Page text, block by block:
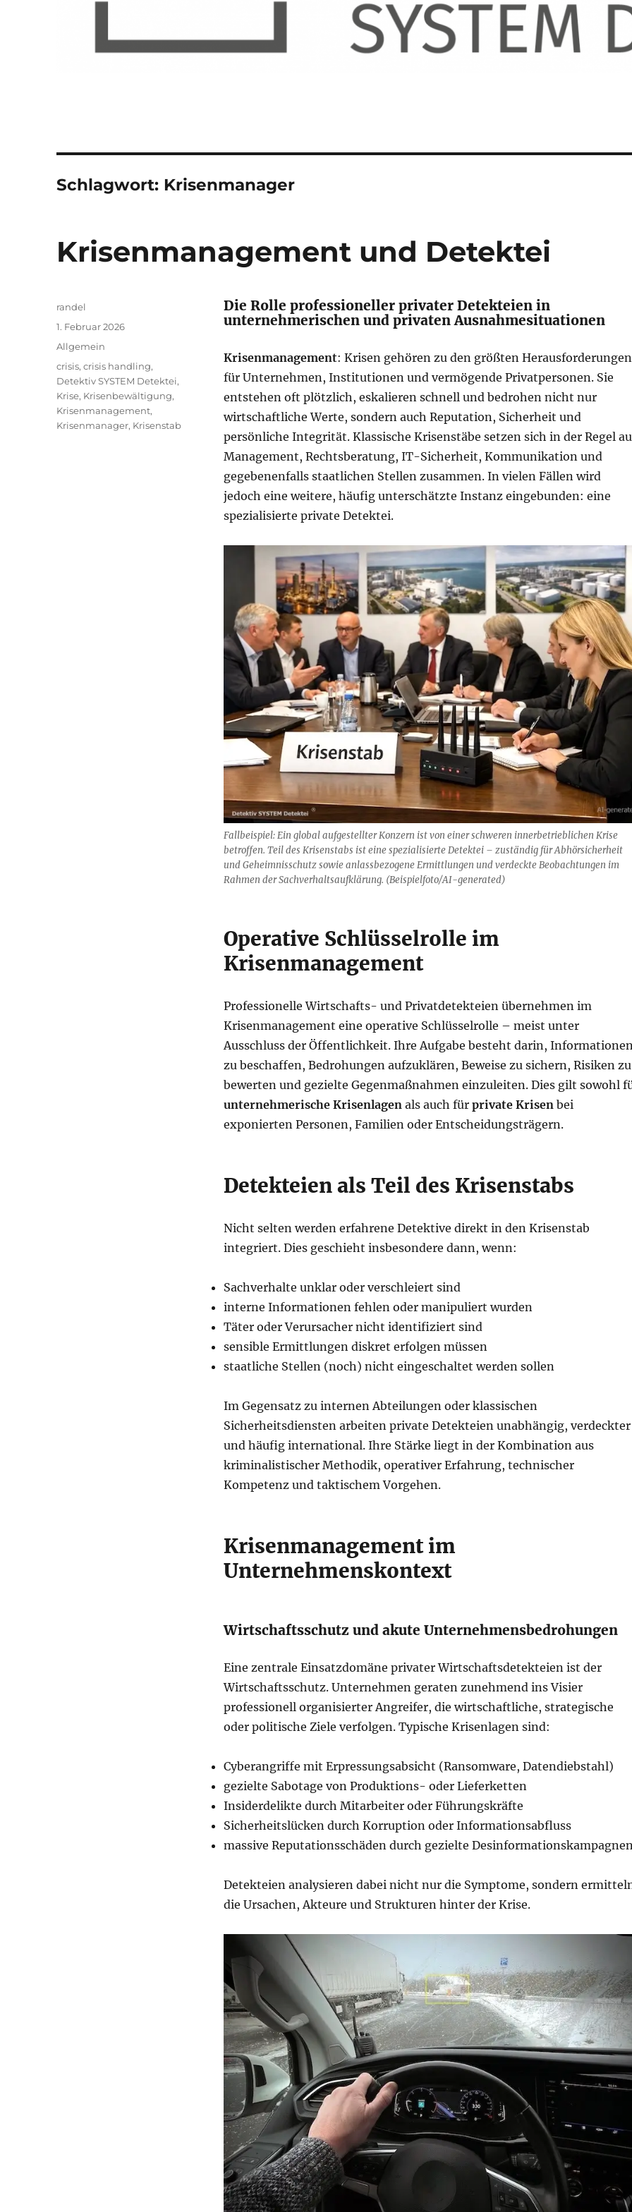
Schlagwort: Krisenmanager
Krisenmanagement und Detektei
Die Rolle professioneller privater Detekteien in
unternehmerischen und privaten Ausnahmesituationen
Krisenmanagement: Krisen gehören zu den größten Herausforderungen
für Unternehmen, Institutionen und vermögende Privatpersonen. Sie
entstehen oft plötzlich, eskalieren schnell und bedrohen nicht nur
wirtschaftliche Werte, sondern auch Reputation, Sicherheit und
persönliche Integrität. Klassische Krisenstäbe setzen sich in der Regel
Management, Rechtsberatung, IT-Sicherheit, Kommunikation und
gegebenenfalls staatlichen Stellen zusammen. In vielen Fällen wird
jedoch eine weitere, häufig unterschätzte Instanz eingebunden: eine
spezialisierte private Detektei.
Fallbeispiel: Ein global aufgestellter Konzern ist von einer schweren innerbetrieblichen Krise
betroffen. Teil des Krisenstabs ist eine spezialisierte Detektei – zuständig für Abhörsicherheit
und Geheimnisschutz sowie anlassbezogene Ermittlungen und verdeckte Beobachtungen im
Rahmen der Sachverhaltsaufklärung. (Beispielfoto/AI-generated)
Operative Schlüsselrolle im
Krisenmanagement
Professionelle Wirtschafts- und Privatdetekteien übernehmen im
Krisenmanagement eine operative Schlüsselrolle – meist unter
Ausschluss der Öffentlichkeit. Ihre Aufgabe besteht darin,
zu beschaffen, Bedrohungen aufzuklären, Beweise zu sichern, Risiken zu
bewerten und gezielte Gegenmaßnahmen einzuleiten. Dies gilt sowohl
unternehmerische Krisenlagenals auch für private Krisenbei
exponierten Personen, Familien oder Entscheidungsträgern.
Detekteien als Teil des Krisenstabs
Nicht selten werden erfahrene Detektive direkt in den Krisenstab
integriert. Dies geschieht insbesondere dann, wenn:
Sachverhalte unklar oder verschleiert sind
interne Informationen fehlen oder manipuliert wurden
Täter oder Verursacher nicht identifiziert sind
sensible Ermittlungen diskret erfolgen müssen
staatliche Stellen (noch) nicht eingeschaltet werden sollen
Im Gegensatz zu internen Abteilungen oder klassischen
Sicherheitsdiensten arbeiten private Detekteien unabhängig, verdeckter
und häufig international. Ihre Stärke liegt in der Kombination aus
kriminalistischer Methodik, operativer Erfahrung, technischer
Kompetenz und taktischem Vorgehen.
Krisenmanagement im
Unternehmenskontext
Wirtschaftsschutz und akute Unternehmensbedrohungen
Eine zentrale Einsatzdomäne privater Wirtschaftsdetekteien ist der
Wirtschaftsschutz. Unternehmen geraten zunehmend ins Visier
professionell organisierter Angreifer, die wirtschaftliche, strategische
oder politische Ziele verfolgen. Typische Krisenlagen sind:
Cyberangriffe mit Erpressungsabsicht (Ransomware, Datendiebstahl)
gezielte Sabotage von Produktions- oder Lieferketten
Insiderdelikte durch Mitarbeiter oder Führungskräfte
Sicherheitslücken durch Korruption oder Informationsabfluss
massive Reputationsschäden durch gezielte
Detekteien analysieren dabei nicht nur die Symptome, sondern
die Ursachen, Akteure und Strukturen hinter der Krise.
Autor
randel
Veröffentlicht
am
1. Februar 2026
Kategorien
Allgemein
Schlagwörter
crisis,crisis handling,
Detektiv SYSTEM Detektei,
Krise, Krisenbewältigung,
Krisenmanagement,
Krisenmanager, Krisenstab